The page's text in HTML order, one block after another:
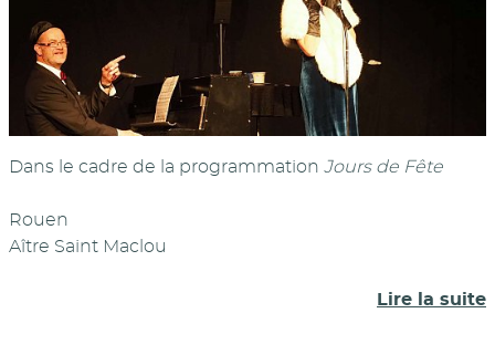
Dans le cadre de la programmation Jours de Fête
Rouen
Aître Saint Maclou
Lire la suite